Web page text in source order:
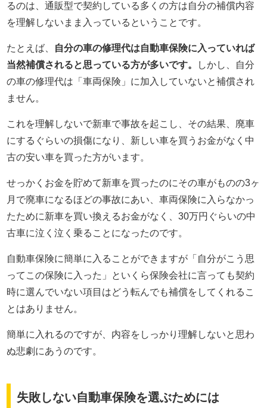
るのは、通販型で契約している多くの方は自分の補償内容
を理解しないまま入っているということです。
たとえば、
自分の車の修理代は自動車保険に入っていれば
当然補償されると思っている方が多いです。
しかし、自分
の車の修理代は「車両保険」に加入していないと補償され
ません。
これを理解しないで新車で事故を起こし、その結果、廃車
にするぐらいの損傷になり、新しい車を買うお金がなく中
古の安い車を買った方がいます。
せっかくお金を貯めて新車を買ったのにその車がものの3ヶ
月で廃車になるほどの事故にあい、車両保険に入らなかっ
たために新車を買い換えるお金がなく、30万円ぐらいの中
古車に泣く泣く乗ることになったのです。
自動車保険に簡単に入ることができますが「自分がこう思
ってこの保険に入った」といくら保険会社に言っても契約
時に選んでいない項目はどう転んでも補償をしてくれるこ
とはありません。
簡単に入れるのですが、内容をしっかり理解しないと思わ
ぬ悲劇にあうのです。
失敗しない自動車保険を選ぶためには